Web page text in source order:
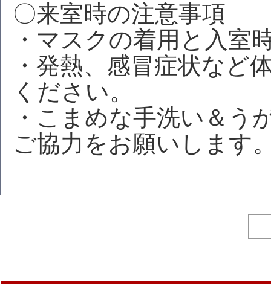
〇来室時の注意事項
・マスクの着用と入室
・発熱、感冒症状など
ください。
・こまめな手洗い＆う
ご協力をお願いします